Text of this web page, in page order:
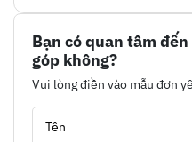
Bạn có quan tâm
góp không?
Vui lòng điền vào mẫu đơn
Tên